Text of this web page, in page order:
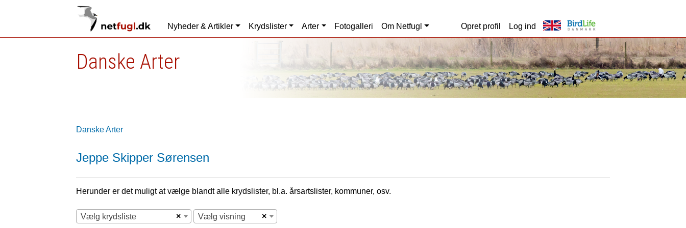
Nyheder & Artikler Krydslister Arter Fotogalleri Om Netfugl Opret profil Log ind
Danske Arter
Danske Arter
Jeppe Skipper Sørensen
Herunder er det muligt at vælge blandt alle krydslister, bl.a. årsartslister, kommuner, osv.
×
Vælg krydsliste ×
Vælg visning